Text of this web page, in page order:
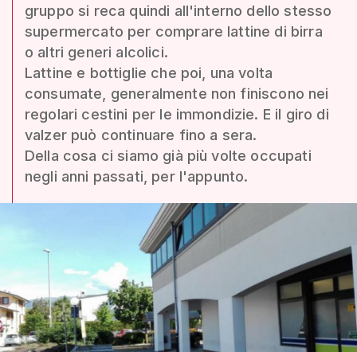
gruppo si reca quindi all'interno dello stesso
supermercato per comprare lattine di birra
o altri generi alcolici.
Lattine e bottiglie che poi, una volta
consumate, generalmente non finiscono nei
regolari cestini per le immondizie. E il giro di
valzer può continuare fino a sera.
Della cosa ci siamo già più volte occupati
negli anni passati, per l'appunto.